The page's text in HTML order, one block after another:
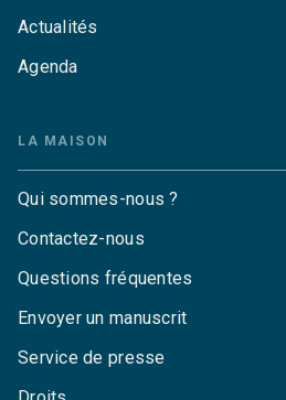
Actualités
Agenda
LA MAISON
Qui sommes-nous ?
Contactez-nous
Questions fréquentes
Envoyer un manuscrit
Service de presse